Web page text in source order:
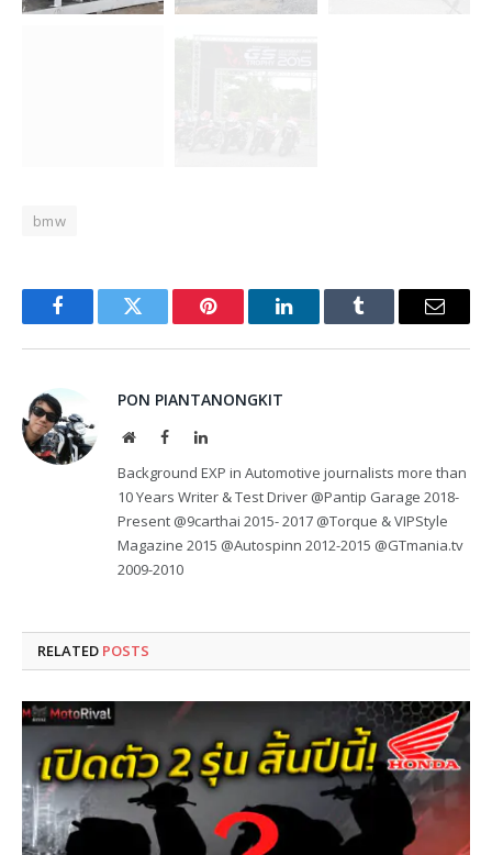
bmw
FacebookTwitter Pinterest LinkedInTumblr Email
PON PIANTANONGKIT
WebsiteFacebookLinkedIn
Background EXP in Automotive journalists more than
10 Years Writer & Test Driver @Pantip Garage 2018-
Present @9carthai 2015- 2017 @Torque & VIPStyle
Magazine 2015 @Autospinn 2012-2015 @GTmania.tv
2009-2010
RELATED POSTS